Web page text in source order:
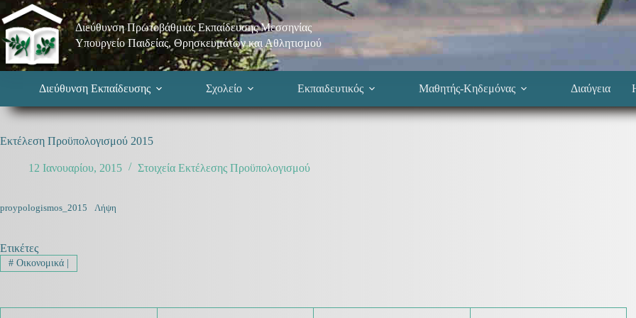
Μετάβαση
στο
περιεχόμενο
Διεύθυνση Πρωτοβάθμιας Εκπαίδευσης Μεσσηνίας
Υπουργείο Παιδείας, Θρησκευμάτων και Αθλητισμού
Διεύθυνση Εκπαίδευσης Σχολείο Εκπαιδευτικός Μαθητής-Κηδεμόνας Διαύγεια
Εκτέλεση Προϋπολογισμού 2015
12 Ιανουαρίου, 2015 Στοιχεία Εκτέλεσης Προϋπολογισμού
proypologismos_2015 Λήψη
Ετικέτες
#Οικονομικά |